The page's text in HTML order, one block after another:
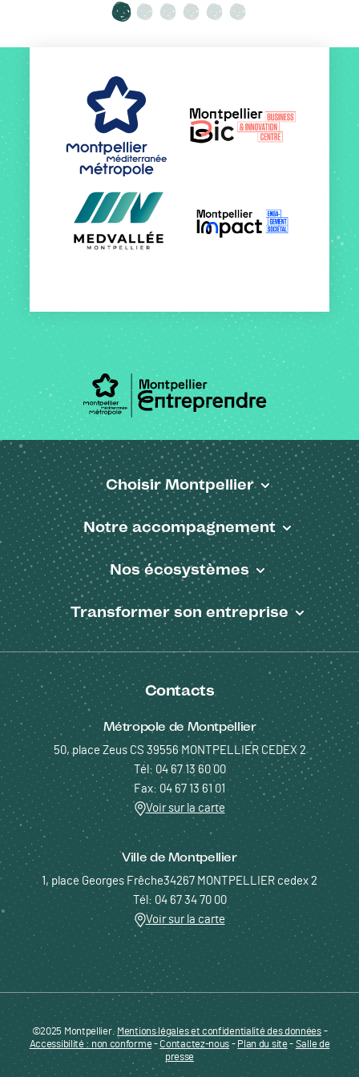
Aller à la slide 1
Aller à la slide 2
Aller à la slide 3
Aller à la slide 4
Aller à la slide 5
Aller à la slide 6
Pied de page
Choisir Montpellier
Notre accompagnement
Nos écosystèmes
Transformer son entreprise
Contacts
Métropole de Montpellier
50, place Zeus CS 39556 MONTPELLIER CEDEX 2
Tél: 04 67 13 60 00
Fax: 04 67 13 61 01
Voir sur la carte
Ville de Montpellier
1, place Georges Frêche34267 MONTPELLIER cedex 2
Tél: 04 67 34 70 00
Voir sur la carte
Pied de page - Menu bas - ENTREPRENDRE
©2025 Montpellier. Mentions légales et confidentialité des données-
Accessibilité : non conforme- Contactez-nous- Plan du site- Salle de
presse